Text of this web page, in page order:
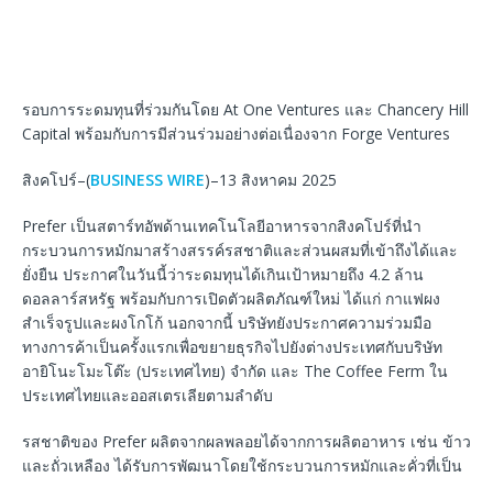
รอบการระดมทุนที่ร่วมกันโดย At One Ventures และ Chancery Hill
Capital พร้อมกับการมีส่วนร่วมอย่างต่อเนื่องจาก Forge Ventures
สิงคโปร์–(BUSINESS WIRE)–13 สิงหาคม 2025
Prefer เป็นสตาร์ทอัพด้านเทคโนโลยีอาหารจากสิงคโปร์ที่นำ
กระบวนการหมักมาสร้างสรรค์รสชาติและส่วนผสมที่เข้าถึงได้และ
ยั่งยืน ประกาศในวันนี้ว่าระดมทุนได้เกินเป้าหมายถึง 4.2 ล้าน
ดอลลาร์สหรัฐ พร้อมกับการเปิดตัวผลิตภัณฑ์ใหม่ ได้แก่ กาแฟผง
สำเร็จรูปและผงโกโก้ นอกจากนี้ บริษัทยังประกาศความร่วมมือ
ทางการค้าเป็นครั้งแรกเพื่อขยายธุรกิจไปยังต่างประเทศกับบริษัท
อายิโนะโมะโต๊ะ (ประเทศไทย) จำกัด และ The Coffee Ferm ใน
ประเทศไทยและออสเตรเลียตามลำดับ
รสชาติของ Prefer ผลิตจากผลพลอยได้จากการผลิตอาหาร เช่น ข้าว
และถั่วเหลือง ได้รับการพัฒนาโดยใช้กระบวนการหมักและคั่วที่เป็น